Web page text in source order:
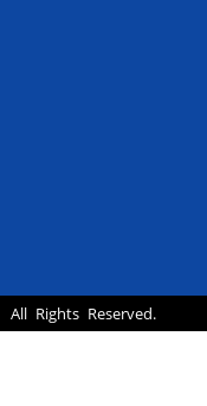
All Rights Reserved.